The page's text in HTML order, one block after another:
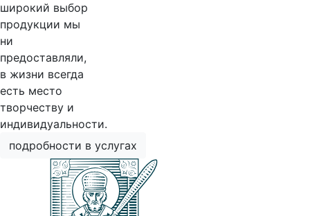
широкий выбор
продукции мы
ни
предоставляли,
в жизни всегда
есть место
творчеству и
индивидуальности.
подробности в услугах